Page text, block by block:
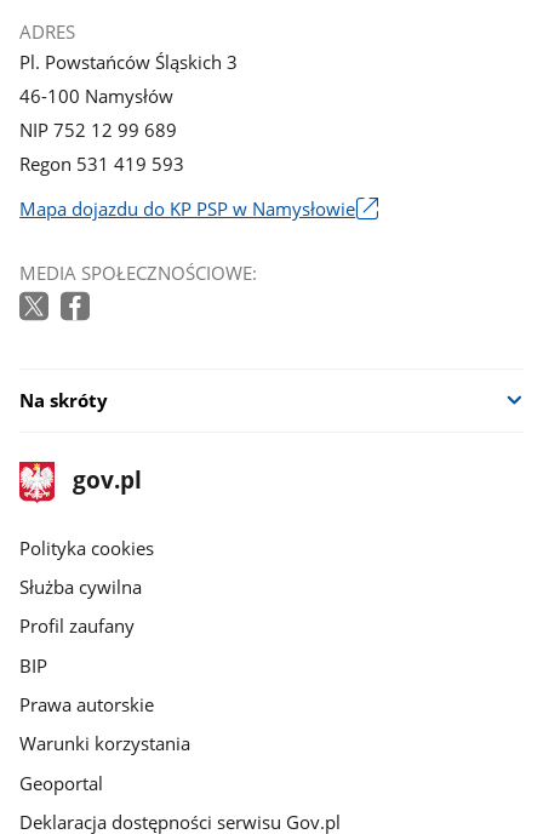
ADRES
Pl. Powstańców Śląskich 3
46-100 Namysłów
NIP 752 12 99 689
Regon 531 419 593
Mapa dojazdu do KP PSP w Namysłowie
się
w
MEDIA SPOŁECZNOŚCIOWE:
Na skróty
stopka
gov.pl
Strona
gov.pl
gov.pl
Polityka cookies
Służba cywilna
Profil zaufany
BIP
Prawa autorskie
Warunki korzystania
Geoportal
Deklaracja dostępności serwisu Gov.pl